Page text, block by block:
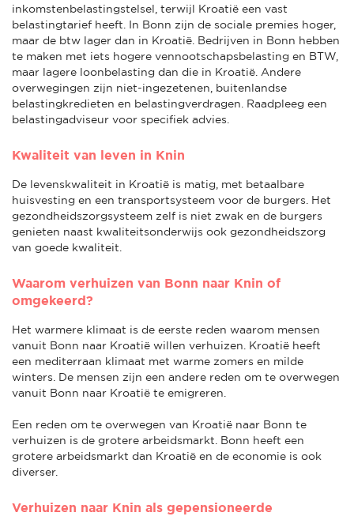
inkomstenbelastingstelsel, terwijl Kroatië een vast
belastingtarief heeft. In Bonn zijn de sociale premies hoger,
maar de btw lager dan in Kroatië. Bedrijven in Bonn hebben
te maken met iets hogere vennootschapsbelasting en BTW,
maar lagere loonbelasting dan die in Kroatië. Andere
overwegingen zijn niet-ingezetenen, buitenlandse
belastingkredieten en belastingverdragen. Raadpleeg een
belastingadviseur voor specifiek advies.
Kwaliteit van leven in Knin
De levenskwaliteit in Kroatië is matig, met betaalbare
huisvesting en een transportsysteem voor de burgers. Het
gezondheidszorgsysteem zelf is niet zwak en de burgers
genieten naast kwaliteitsonderwijs ook gezondheidszorg
van goede kwaliteit.
Waarom verhuizen van Bonn naar Knin of
omgekeerd?
Het warmere klimaat is de eerste reden waarom mensen
vanuit Bonn naar Kroatië willen verhuizen. Kroatië heeft
een mediterraan klimaat met warme zomers en milde
winters. De mensen zijn een andere reden om te overwegen
vanuit Bonn naar Kroatië te emigreren.
Een reden om te overwegen van Kroatië naar Bonn te
verhuizen is de grotere arbeidsmarkt. Bonn heeft een
grotere arbeidsmarkt dan Kroatië en de economie is ook
diverser.
Verhuizen naar Knin als gepensioneerde